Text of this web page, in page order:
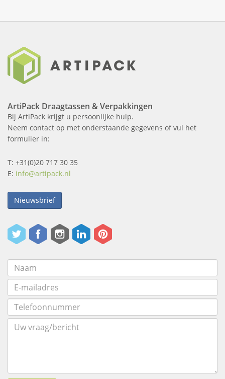
ArtiPack Draagtassen & Verpakkingen
Bij ArtiPack krijgt u persoonlijke hulp.
Neem contact op met onderstaande gegevens of vul het
formulier in:
T: +31(0)20 717 30 35
E: info@artipack.nl
Nieuwsbrief